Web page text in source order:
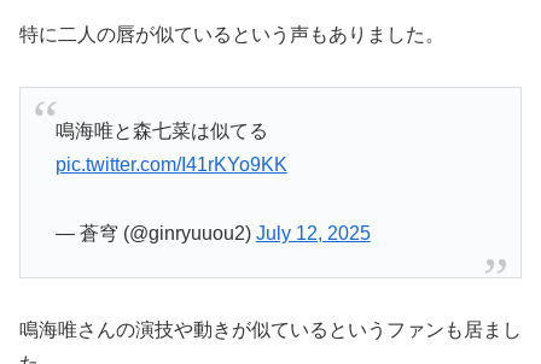
特に二人の唇が似ているという声もありました。
鳴海唯と森七菜は似てる
pic.twitter.com/I41rKYo9KK
— 蒼穹 (@ginryuuou2) July 12, 2025
鳴海唯さんの演技や動きが似ているというファンも居まし